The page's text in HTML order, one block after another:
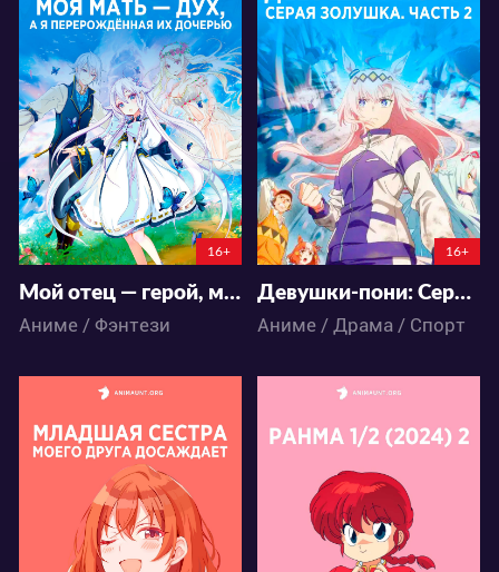
31638
86 66
16+
Мой отец — герой, моя мать — дух, а я перерождённая их дочерью
Аниме / Фэнтези
13014
73 31
16+
Девушки-пони: Серая Золушка. Часть 2
Аниме / Драма / Спорт
27009 20163